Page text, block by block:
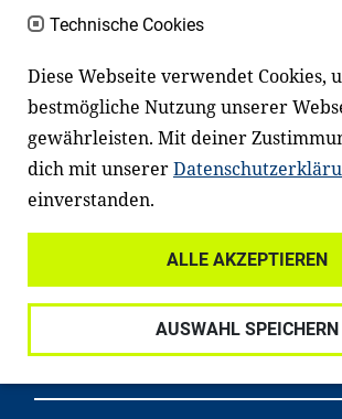
einem erfolgreichen
haben aber große
Unser Angebot richtet sich
an Familien sowie an
Lehrer*innen und andere
mit Ministerien,
Einrichtungen, Verbänden,
und anderen Stiftungen
Technische Cookies
Diese Webseite verwendet Cookies,
bestmögliche Nutzung unserer
gewährleisten. Mit deiner
dich mit unserer
einverstanden.
ALLE AKZEPTIEREN
AUSWAHL SPEICHERN